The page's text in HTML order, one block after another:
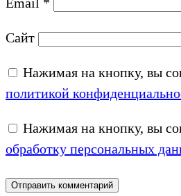
Email *
Сайт
Нажимая на кнопку, вы
политикой
Нажимая на кнопку, вы
обработку персональных